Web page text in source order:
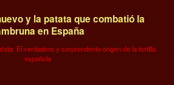
y la patata que combatió la
en España
El verdadero y sorprendente origen de la tortilla
española